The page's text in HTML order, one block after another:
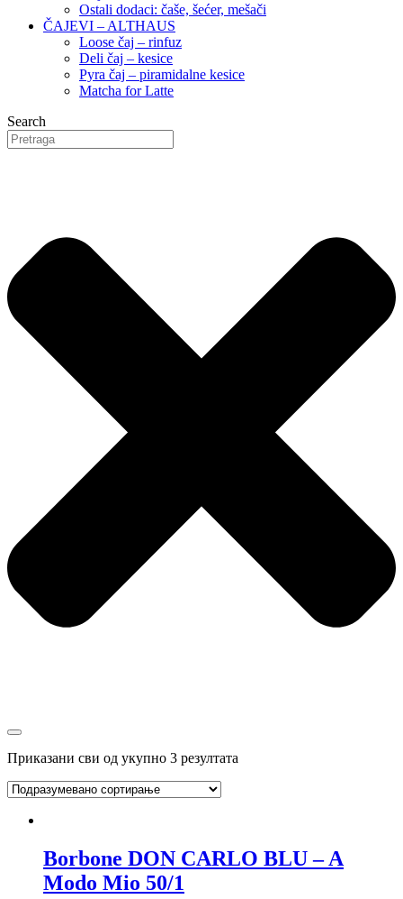
Ostali dodaci: čaše, šećer, mešači
ČAJEVI – ALTHAUS
Loose čaj – rinfuz
Deli čaj – kesice
Pyra čaj – piramidalne kesice
Matcha for Latte
Search
Приказани сви од укупно 3 резултата
Borbone DON CARLO BLU – A
Modo Mio 50/1